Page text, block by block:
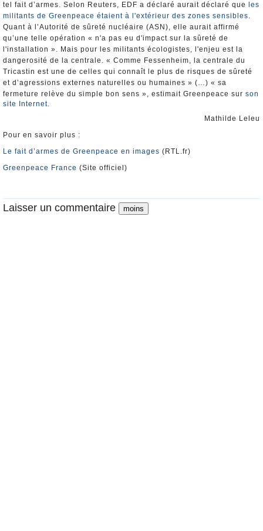
tel fait d’armes. Selon Reuters, EDF a déclaré aurait déclaré que
les
militants de Greenpeace étaient à l'extérieur des zones sensibles.
Quant à l’Autorité de sûreté nucléaire (ASN), elle aurait affirmé
qu’une telle opération « n'a pas eu d'impact sur la sûreté de
l'installation ». Mais pour les militants écologistes, l'enjeu est la
dangerosité de la centrale. « Comme Fessenheim, la centrale du
Tricastin est une de celles qui connaît le plus de risques de sûreté
et d’agressions externes naturelles ou humaines » (…) « sa
fermeture relève du simple bon sens », estimait Greenpeace sur son
site Internet.
Mathilde Leleu
Pour en savoir plus :
Le fait d’armes de Greenpeace en images (RTL.fr)
Greenpeace France (Site officiel)
Laisser un commentaire